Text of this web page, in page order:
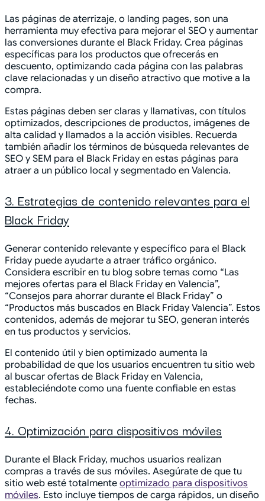
Las páginas de aterrizaje, o landing pages, son una
herramienta muy efectiva para mejorar el SEO y aumentar
las conversiones durante el Black Friday. Crea páginas
específicas para los productos que ofrecerás en
descuento, optimizando cada página con las palabras
clave relacionadas y un diseño atractivo que motive a la
compra.
Estas páginas deben ser claras y llamativas, con títulos
optimizados, descripciones de productos, imágenes de
alta calidad y llamados a la acción visibles. Recuerda
también añadir los términos de búsqueda relevantes de
SEO y SEM para el Black Friday en estas páginas para
atraer a un público local y segmentado en Valencia.
3. Estrategias de contenido relevantes para el
Black Friday
Generar contenido relevante y específico para el Black
Friday puede ayudarte a atraer tráfico orgánico.
Considera escribir en tu blog sobre temas como “Las
mejores ofertas para el Black Friday en Valencia”,
“Consejos para ahorrar durante el Black Friday” o
“Productos más buscados en Black Friday Valencia”. Estos
contenidos, además de mejorar tu SEO, generan interés
en tus productos y servicios.
El contenido útil y bien optimizado aumenta la
probabilidad de que los usuarios encuentren tu sitio web
al buscar ofertas de Black Friday en Valencia,
estableciéndote como una fuente confiable en estas
fechas.
4. Optimización para dispositivos móviles
Durante el Black Friday, muchos usuarios realizan
compras a través de sus móviles. Asegúrate de que tu
sitio web esté totalmente optimizado para dispositivos
móviles. Esto incluye tiempos de carga rápidos, un diseño